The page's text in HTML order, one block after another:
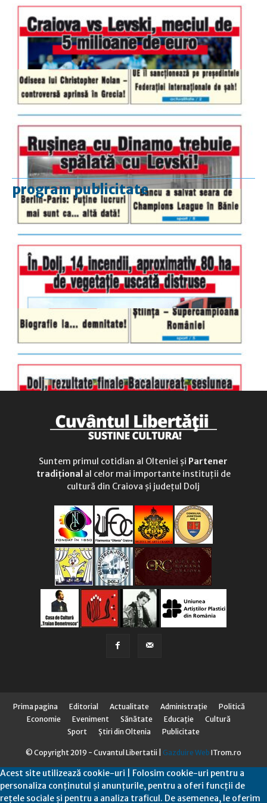
program publicitate
luni-vineri
9.00 - 17.00
duminică
9.00 - 12.00
Suntem primul cotidian al Olteniei și Partener
tradițional al celor mai importante instituții de
cultură din Craiova și județul Dolj
Prima pagina Editorial Actualitate Administraţie
Politică
Economie
Eveniment Sănătate Educaţie
Cultură
Sport
Știri din Oltenia Publicitate
© Copyright 2019 - Cuvantul Libertatii | Gazduire Web ITrom.ro
Acest site utilizează cookie-uri | Folosim cookie-uri pentru a
personaliza conținutul și anunțurile, pentru a oferi funcții de
rețele sociale și pentru a analiza traficul. De asemenea, le oferim